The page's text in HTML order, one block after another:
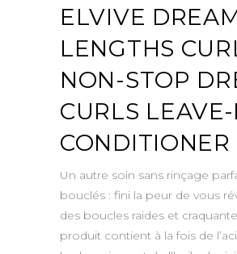
ELVIVE
LENGTHS
NON-STOP
CURLS
CONDITIONER
Un autre soin sans rinçage
bouclés : fini la peur de vous
des boucles raides et
produit contient à la fois de